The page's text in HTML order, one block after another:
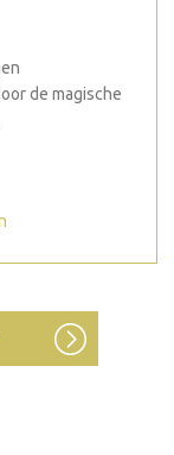
de magische